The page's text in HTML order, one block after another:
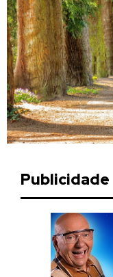
Publicidade